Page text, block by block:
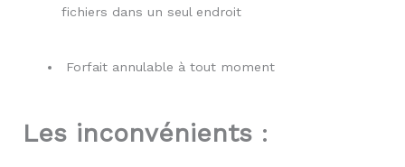
fichiers dans un seul endroit
Forfait annulable à tout moment
Les inconvénients :